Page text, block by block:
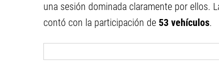
una sesión dominada claramente por ellos.
contó con la participación de 53 vehículos.